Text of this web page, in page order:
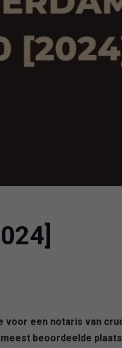
voor een notaris van
beoordeelde